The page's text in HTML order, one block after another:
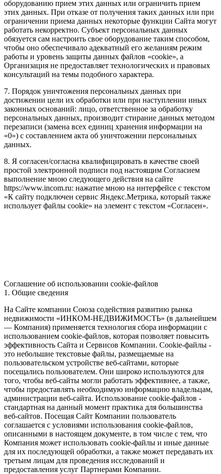
оборудованию прием этих данных или ограничить прием
этих данных. При отказе от получения таких данных или при
ограничении приема данных некоторые функции Сайта могут
работать некорректно. Субъект персональных данных
обязуется сам настроить свое оборудование таким способом,
чтобы оно обеспечивало адекватный его желаниям режим
работы и уровень защиты данных файлов «cookie», а
Организация не предоставляет технологических и правовых
консультаций на темы подобного характера.
7. Порядок уничтожения персональных данных при
достижении цели их обработки или при наступлении иных
законных оснований: лицо, ответственное за обработку
персональных данных, производит стирание данных методом
перезаписи (замена всех единиц хранения информации на
«0») с составлением акта об уничтожении персональных
данных.
8. Я согласен/согласна квалифицировать в качестве своей
простой электронной подписи под настоящим Согласием
выполнение мною следующего действия на сайте
https://www.incom.ru: нажатие мною на интерфейсе с текстом
«К сайту подключен сервис Яндекс.Метрика, который также
использует файлы cookie» на элемент с текстом «Согласен».
Соглашение об использовании cookie-файлов
1. Общие сведения
На Сайте компании Союза содействия развитию рынка
недвижимости «ИНКОМ-НЕДВИЖИМОСТЬ» (в дальнейшем
— Компания) применяется технология сбора информации с
использованием cookie-файлов, которая позволяет повысить
эффективность Сайта и Сервисов Компании. Сookie-файлы -
это небольшие текстовые файлы, размещаемые на
пользовательском устройстве веб-сайтами, которые
посещались пользователем. Они широко используются для
того, чтобы веб-сайты могли работать эффективнее, а также,
чтобы предоставлять необходимую информацию владельцам,
администрации веб-сайта. Использование cookie-файлов -
стандартная на данный момент практика для большинства
веб-сайтов. Посещая Сайт Компании пользователь
соглашается с условиями использования cookie-файлов,
описанными в настоящем документе, в том числе с тем, что
Компания может использовать cookie-файлы и иные данные
для их последующей обработки, а также может передавать их
третьим лицам для проведения исследований и
предоставления услуг Партнерами Компании.